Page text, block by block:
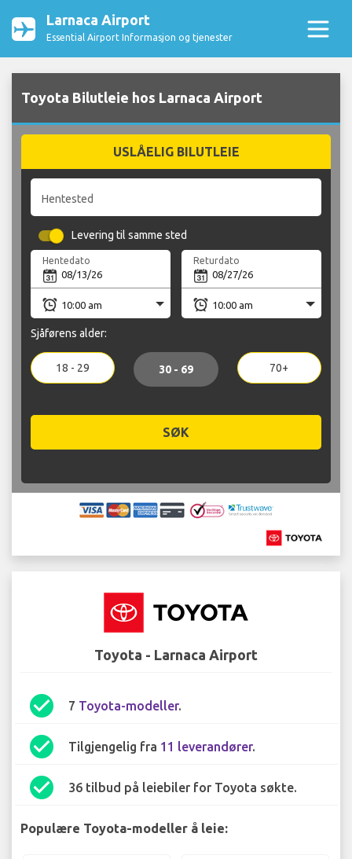
Larnaca Airport
Essential Airport Informasjon og tjenester
Toyota Bilutleie hos Larnaca Airport
USLÅELIG BILUTLEIE
Hentested
Levering til samme sted
Hentedato Returdato
Sjåførens alder:
18 - 29 30 - 69 70+
SØK
Toyota - Larnaca Airport
check_circle 7 Toyota-modeller.
check_circle Tilgjengelig fra 11 leverandører.
check_circle 36 tilbud på leiebiler for Toyota søkte.
Populære Toyota-modeller å leie: